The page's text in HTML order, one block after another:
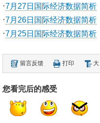
·7月27日国际经济数据简析
·7月26日国际经济数据简析
·7月25日国际经济数据简析
留言反馈 打印 大
您看完后的感受